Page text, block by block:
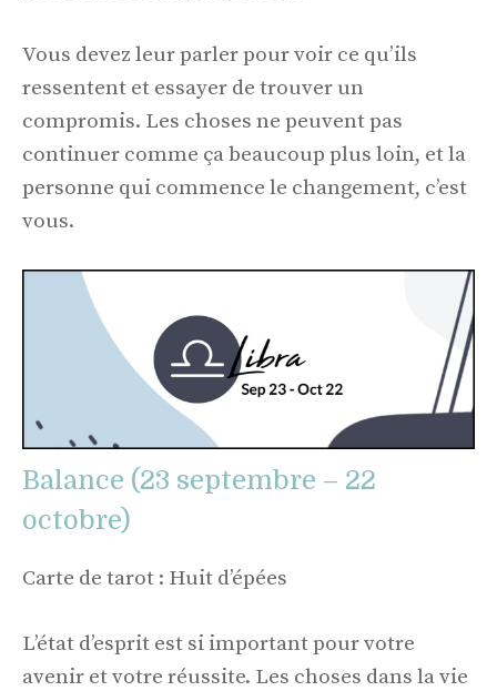
Vous devez leur parler pour voir ce qu’ils
ressentent et essayer de trouver un
compromis. Les choses ne peuvent pas
continuer comme ça beaucoup plus loin, et la
personne qui commence le changement, c’est
vous.
Balance (23 septembre – 22
octobre)
Carte de tarot : Huit d’épées
L’état d’esprit est si important pour votre
avenir et votre réussite. Les choses dans la vie